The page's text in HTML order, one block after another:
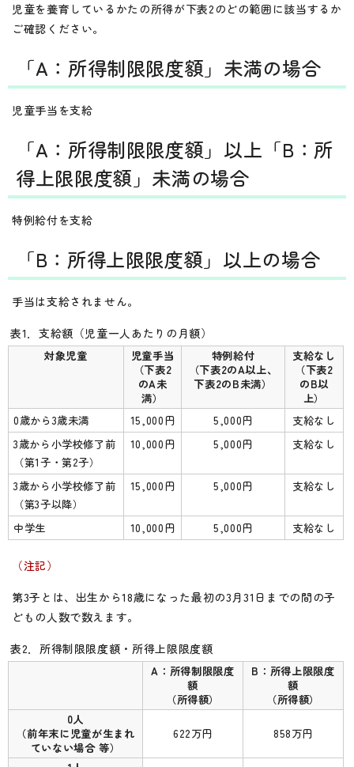
児童を養育しているかたの所得が下表2のどの範囲に該当するか
ご確認ください。
「A：所得制限限度額」未満の場合
児童手当を支給
「A：所得制限限度額」以上「B：所
得上限限度額」未満の場合
特例給付を支給
「B：所得上限限度額」以上の場合
手当は支給されません。
表1．支給額（児童一人あたりの月額）
対象児童
児童手当
（下表2
のA未
満）
特例給付
（下表2のA以上、
下表2のB未満）
支給なし
（下表2
のB以
上）
0歳から3歳未満
15,000円 5,000円
支給なし
3歳から小学校修了前
（第1子・第2子）
10,000円 5,000円 支給なし
3歳から小学校修了前
（第3子以降）
15,000円 5,000円 支給なし
中学生 10,000円 5,000円 支給なし
（注記）
第3子とは、出生から18歳になった最初の3月31日までの間の子
どもの人数で数えます。
表2．所得制限限度額・所得上限限度額
A：所得制限限度
額
（所得額）
B：所得上限限度
額
（所得額）
0人
（前年末に児童が生まれ
ていない場合 等）
622万円 858万円